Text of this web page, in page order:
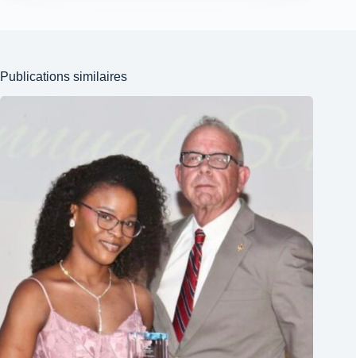
Publications similaires